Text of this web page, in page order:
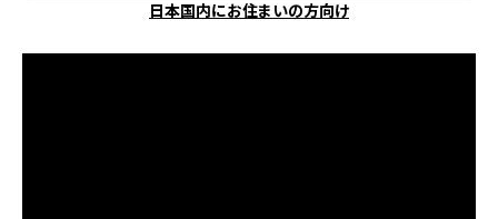
日本国内にお住まいの方向け